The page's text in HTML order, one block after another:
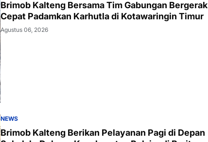
Brimob Kalteng Bersama Tim Gabungan Bergerak
Cepat Padamkan Karhutla di Kotawaringin Timur
Agustus 06, 2026
NEWS
Brimob Kalteng Berikan Pelayanan Pagi di Depan